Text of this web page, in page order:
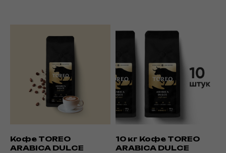
Кофе TOREO
ARABICA DULCE
10 кг Кофе TOREO
ARABICA DULCE